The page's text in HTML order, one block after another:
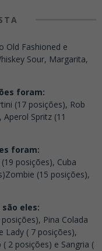
Old Fashioned e
Sour, Margarita,
foram:
(17 posições), Rob
Spritz (11
foram:
posições), Cuba
(15 posições),
eles:
Pina Colada
Lady ( 7 posições),
( 2 posições) e Sangria (